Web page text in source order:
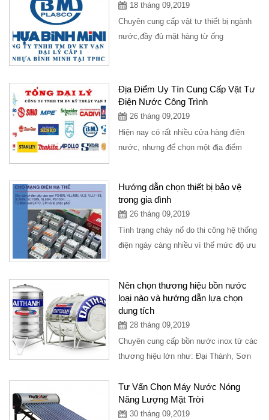
18 tháng 09,2019
Chuyên cung cấp vật tư thiết bị ngành
nước,đầy đủ mặt hàng từ ống
Địa Điểm Uy Tín Cung Cấp Vật Tư
Điện Nước Công Trình
26 tháng 09,2019
Hiện nay có rất nhiều cửa hàng điện
nước, nhưng để chọn một địa điểm
Hướng dẫn chọn thiết bị bảo vệ
trong gia đình
26 tháng 09,2019
Tình trạng cháy nổ do thi công hệ thống
điện ngày càng nhiều vì thế mức độ ưu
Nên chọn thương hiệu bồn nước
loại nào và hướng dẫn lựa chọn
dung tích
28 tháng 09,2019
Chuyên cung cấp bồn nước inox từ các
thương hiệu lớn như: Đại Thành, Sơn
giao...
Tư Vấn Chọn Máy Nước Nóng
Năng Lượng Mặt Trời
30 tháng 09,2019